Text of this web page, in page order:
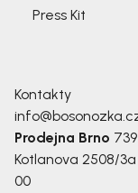
Press Kit
Kontakty
Prodejna Brno
Kotlanova 2508/3a
00